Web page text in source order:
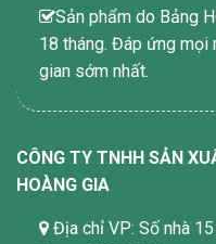
Sản phẩm do Bảng
18 tháng. Đáp ứng mọi
gian sớm nhất.
CÔNG TY TNHH SẢN
HOÀNG GIA
Địa chỉ VP: Số nhà